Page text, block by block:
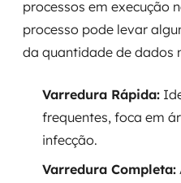
processos em execução
processo pode levar
da quantidade de dados
Varredura Rápida:
frequentes, foca em
infecção.
Varredura Completa: